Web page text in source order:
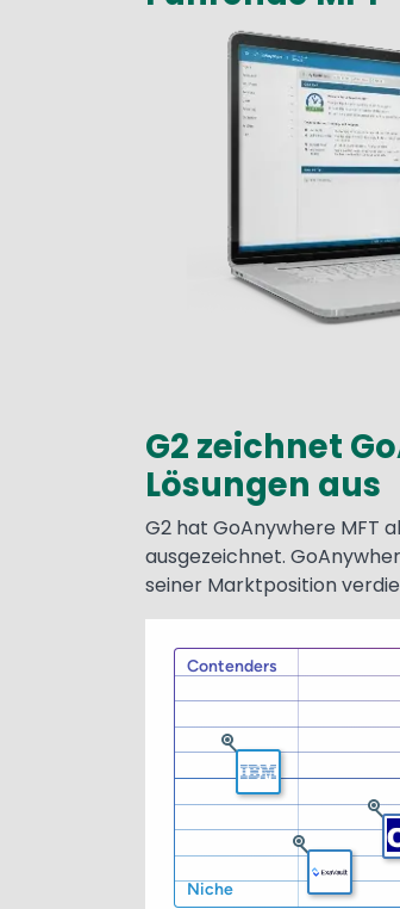
G2 zeichnet
Lösungen aus
Text
G2 hat GoAnywhere MFT
ausgezeichnet.
seiner Marktposition